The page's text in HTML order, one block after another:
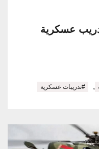
عسكرية
, #تدريبات عسكرية